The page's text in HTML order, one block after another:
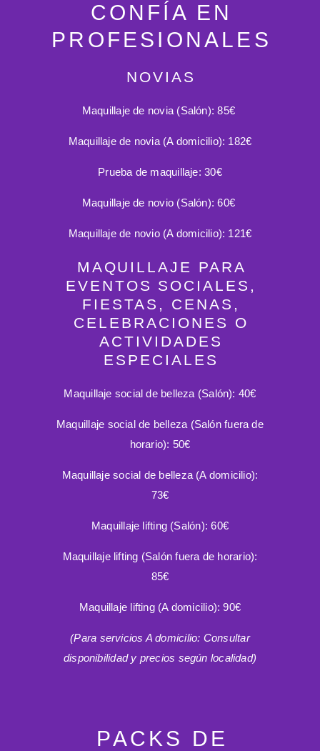
CONFÍA EN
PROFESIONALES
NOVIAS
Maquillaje de novia (Salón):85€
Maquillaje de novia (A domicilio): 182€
Prueba de maquillaje:30€
Maquillaje de novio (Salón):60€
Maquillaje de novio (A domicilio): 121€
MAQUILLAJE PARA
EVENTOS SOCIALES,
FIESTAS, CENAS,
CELEBRACIONES O
ACTIVIDADES
ESPECIALES
Maquillaje social de belleza (Salón): 40€
Maquillaje social de belleza (Salón fuera de
horario): 50€
Maquillaje social de belleza (A domicilio):
73€
Maquillaje lifting (Salón):60€
Maquillaje lifting (Salón fuera de horario):
85€
Maquillaje lifting (A domicilio): 90€
(Para servicios A domicilio: Consultar
disponibilidad y precios según localidad)
PACKS DE